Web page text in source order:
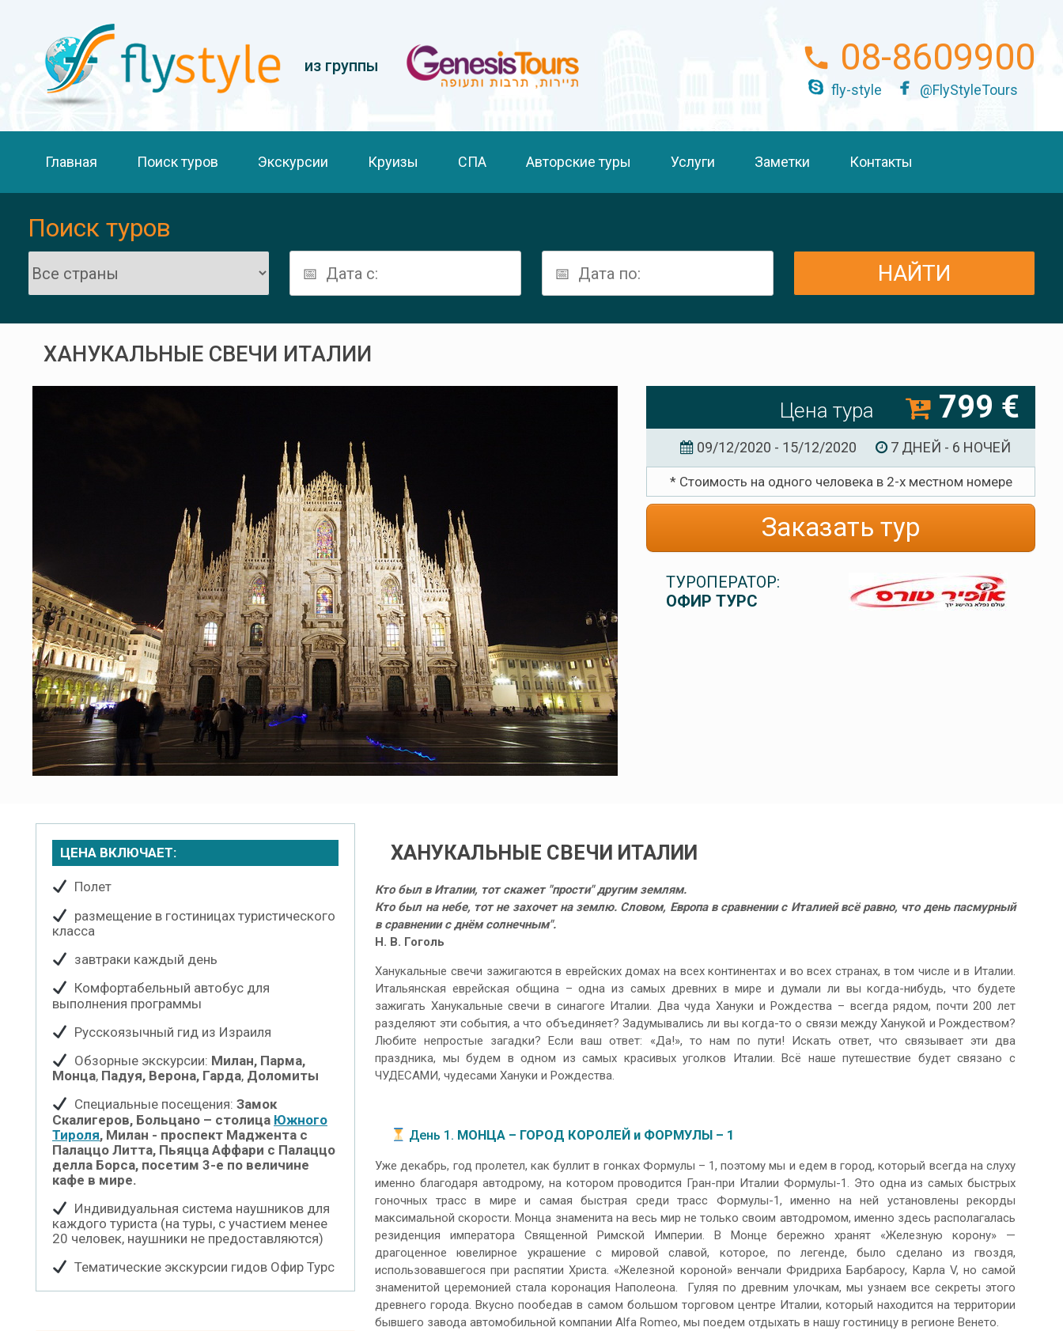
из группы 08-8609900
fly-style @FlyStyleTours
Главная Поиск туров Экскурсии Круизы СПА Авторские туры Услуги Заметки Контакты
Поиск туров
ХАНУКАЛЬНЫЕ СВЕЧИ ИТАЛИИ
Цена тура 799 €
09/12/2020 - 15/12/2020 7 ДНЕЙ - 6 НОЧЕЙ
* Стоимость на одного человека в 2-х местном номере
Заказать тур
ТУРОПЕРАТОР:
ОФИР ТУРС
ЦЕНА ВКЛЮЧАЕТ:
Полет
размещение в гостиницах туристического
класса
завтраки каждый день
Комфортабельный автобус для
выполнения программы
Русскоязычный гид из Израиля
Обзорные экскурсии: Милан, Парма,
Монца, Падуя, Верона, Гарда, Доломиты
Специальные посещения:Замок
Скалигеров, Больцано – столица Южного
Тироля, Милан - проспект Маджента с
Палаццо Литта, Пьяцца Аффари с Палаццо
делла Борса, посетим 3-е по величине
кафе в мире.
Индивидуальная система наушников для
каждого туриста (на туры, с участием менее
20 человек, наушники не предоставляются)
Тематические экскурсии гидов Офир Турс
ХАНУКАЛЬНЫЕ СВЕЧИ ИТАЛИИ
Кто был в Италии, тот скажет "прости" другим землям.
Кто был на небе, тот не захочет на землю. Словом, Европа в сравнении с Италией всё равно, что день пасмурный
в сравнении с днём солнечным".
Н. В. Гоголь
Ханукальные свечи зажигаются в еврейских домах на всех континентах и во всех странах, в том числе и в Италии.
Итальянская еврейская община – одна из самых древних в мире и думали ли вы когда-нибудь, что будете
зажигать Ханукальные свечи в синагоге Италии. Два чуда Хануки и Рождества – всегда рядом, почти 200 лет
разделяют эти события, а что объединяет? Задумывались ли вы когда-то о связи между Ханукой и Рождеством?
Любите непростые загадки? Если ваш ответ: «Да!», то нам по пути! Искать ответ, что связывает эти два
праздника, мы будем в одном из самых красивых уголков Италии. Всё наше путешествие будет связано с
ЧУДЕСАМИ, чудесами Хануки и Рождества.
День 1. МОНЦА – ГОРОД КОРОЛЕЙ и ФОРМУЛЫ – 1
Уже декабрь, год пролетел, как буллит в гонках Формулы – 1, поэтому мы и едем в город, который всегда на слуху
именно благодаря автодрому, на котором проводится Гран-при Италии Формулы-1. Это одна из самых быстрых
гоночных трасс в мире и самая быстрая среди трасс Формулы-1, именно на ней установлены рекорды
максимальной скорости. Монца знаменита на весь мир не только своим автодромом, именно здесь располагалась
резиденция императора Священной Римской Империи. В Монце бережно хранят «Железную корону» —
драгоценное ювелирное украшение с мировой славой, которое, по легенде, было сделано из гвоздя,
использовавшегося при распятии Христа. «Железной короной» венчали Фридриха Барбаросу, Карла V, но самой
знаменитой церемонией стала коронация Наполеона. Гуляя по древним улочкам, мы узнаем все секреты этого
древнего города. Вкусно пообедав в самом большом торговом центре Италии, который находится на территории
бывшего завода автомобильной компании Alfa Romeo, мы поедем отдыхать в нашу гостиницу в регионе Венето.